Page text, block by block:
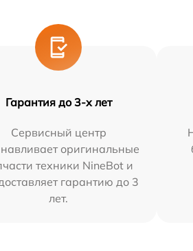
Гарантия до 3-х лет
Сервисный центр
оригинальные
техники NineBot и
гарантию до 3
лет.